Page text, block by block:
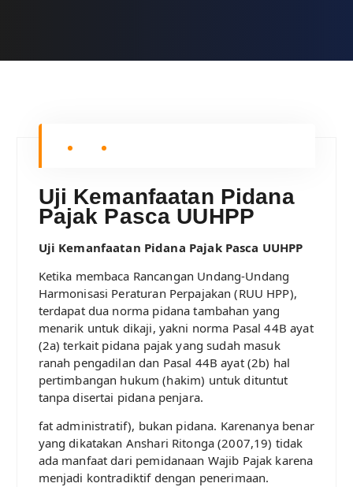
Uji Kemanfaatan Pidana
Pajak Pasca UUHPP
Uji Kemanfaatan Pidana Pajak Pasca UUHPP
Ketika membaca Rancangan Undang-Undang
Harmonisasi Peraturan Perpajakan (RUU HPP),
terdapat dua norma pidana tambahan yang
menarik untuk dikaji, yakni norma Pasal 44B ayat
(2a) terkait pidana pajak yang sudah masuk
ranah pengadilan dan Pasal 44B ayat (2b) hal
pertimbangan hukum (hakim) untuk dituntut
tanpa disertai pidana penjara.
fat administratif), bukan pidana. Karenanya benar
yang dikatakan Anshari Ritonga (2007,19) tidak
ada manfaat dari pemidanaan Wajib Pajak karena
menjadi kontradiktif dengan penerimaan.